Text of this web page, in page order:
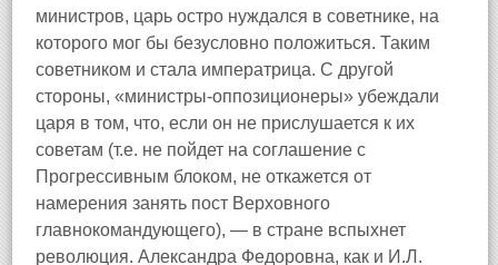
министров, царь остро нуждался в советнике, на
которого мог бы безусловно положиться. Таким
советником и стала императрица. С другой
стороны, «министры-оппозиционеры» убеждали
царя в том, что, если он не прислушается к их
советам (т.е. не пойдет на соглашение с
Прогрессивным блоком, не откажется от
намерения занять пост Верховного
главнокомандующего), — в стране вспыхнет
революция. Александра Федоровна, как и И.Л.